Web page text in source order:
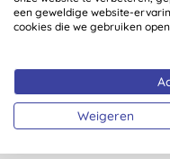
Nog meer
een geweldige website-
cookies die we gebruiken
Weigeren